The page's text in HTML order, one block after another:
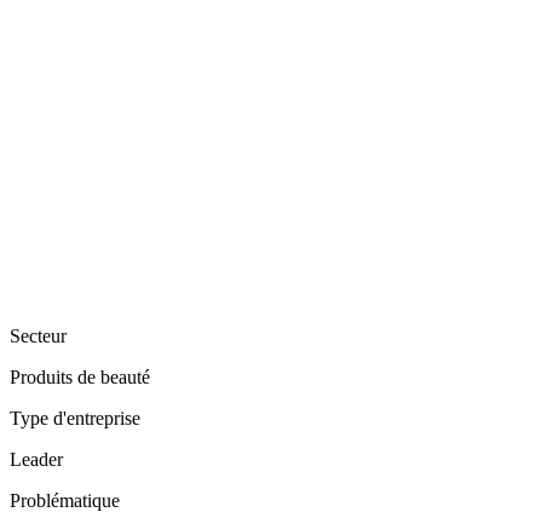
Secteur
Produits de beauté
Type d'entreprise
Leader
Problématique